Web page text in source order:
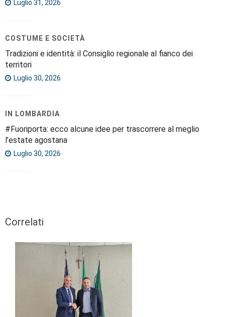
Luglio 31, 2026
COSTUME E SOCIETÀ
Tradizioni e identità: il Consiglio regionale al fianco dei
territori
Luglio 30, 2026
IN LOMBARDIA
#Fuoriporta: ecco alcune idee per trascorrere al meglio
l’estate agostana
Luglio 30, 2026
Correlati